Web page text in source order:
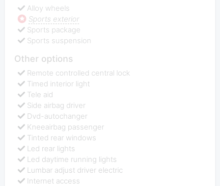
Alloy wheels
Sports exterior
Sports package
Sports suspension
Other options
Remote controlled central lock
Timed interior light
Tele aid
Side airbag driver
Dvd-autochanger
Kneeairbag passenger
Tinted rear windows
Led rear lights
Led daytime running lights
Lumbar adjust driver electric
Internet access